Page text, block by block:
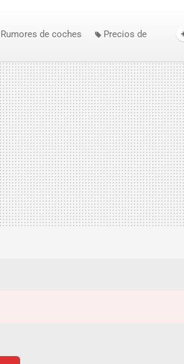
Rumores de coches
Precios de